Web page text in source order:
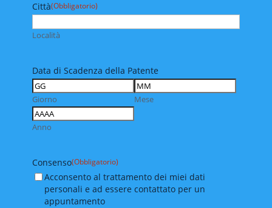
Città(Obbligatorio)
Località
Data di Scadenza della Patente
Giorno Mese
Anno
Consenso(Obbligatorio)
Acconsento al trattamento dei miei dati
personali e ad essere contattato per un
appuntamento